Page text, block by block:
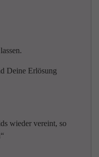
Deine Erlösung
wieder vereint, so